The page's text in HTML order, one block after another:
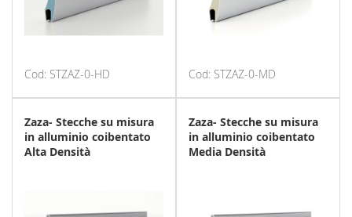
Cod: STZAZ-0-HD Cod: STZAZ-0-MD
Zaza- Stecche su misura
in alluminio coibentato
Alta Densità
Zaza- Stecche su misura
in alluminio coibentato
Media Densità